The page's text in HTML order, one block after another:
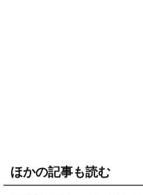
ほかの記事も読む